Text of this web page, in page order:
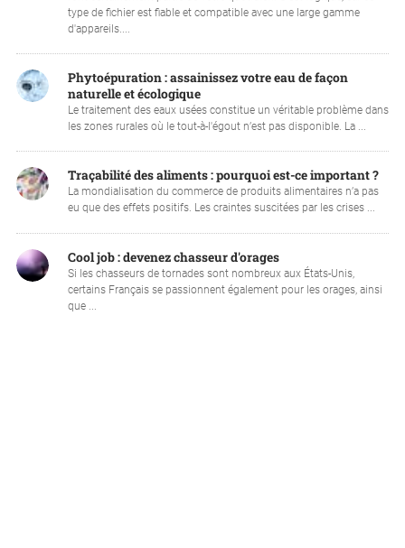
type de fichier est fiable et compatible avec une large gamme
d'appareils....
Phytoépuration : assainissez votre eau de façon
naturelle et écologique
Le traitement des eaux usées constitue un véritable problème dans
les zones rurales où le tout-à-l'égout n’est pas disponible. La ...
Traçabilité des aliments : pourquoi est-ce important ?
La mondialisation du commerce de produits alimentaires n’a pas
eu que des effets positifs. Les craintes suscitées par les crises ...
Cool job : devenez chasseur d'orages
Si les chasseurs de tornades sont nombreux aux États-Unis,
certains Français se passionnent également pour les orages, ainsi
que ...